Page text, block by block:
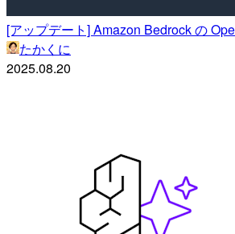
[アップデート] Amazon Bedrock の
たかくに
2025.08.20